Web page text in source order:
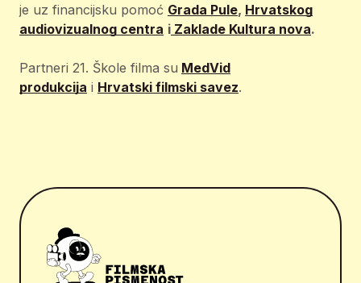
je uz financijsku pomoć Grada Pule, Hrvatskog
audiovizualnog centra i Zaklade Kultura nova.
Partneri 21. Škole filma su MedVid
produkcija i Hrvatski filmski savez.